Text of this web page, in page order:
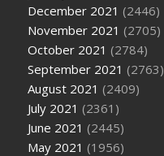
December 2021 (2446)
November 2021 (2705)
October 2021 (2784)
September 2021 (2763)
August 2021 (2409)
July 2021 (2361)
June 2021 (2445)
May 2021 (1956)